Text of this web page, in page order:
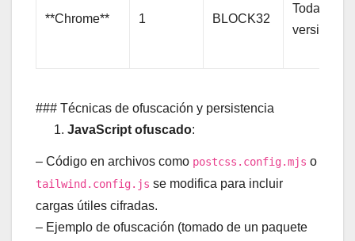
**Chrome** 1 BLOCK32
Todas las
versiones
### Técnicas de ofuscación y persistencia
JavaScript ofuscado:
– Código en archivos como postcss.config.mjs o
tailwind.config.js se modifica para incluir
cargas útiles cifradas.
– Ejemplo de ofuscación (tomado de un paquete